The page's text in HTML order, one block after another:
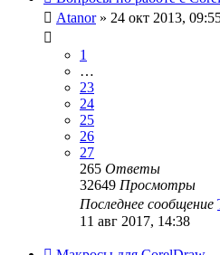
Atanor» 24 окт 2013,
1
…
23
24
25
26
27
265 Ответы
32649 Просмотры
Последнее сообщение
11 авг 2017, 14:38